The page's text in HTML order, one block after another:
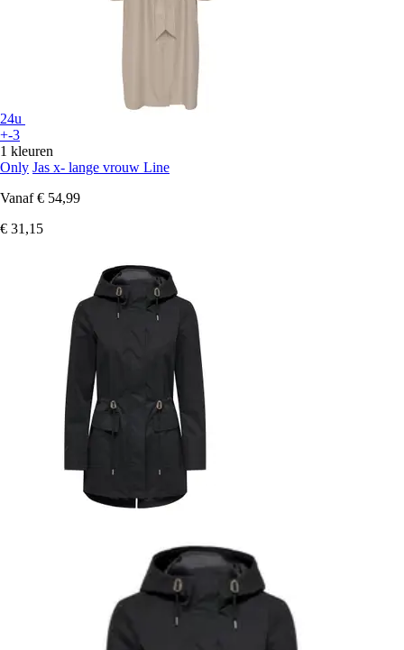
24u
+-3
1 kleuren
Only Jas x- lange vrouw Line
Vanaf € 54,99
€ 31,15